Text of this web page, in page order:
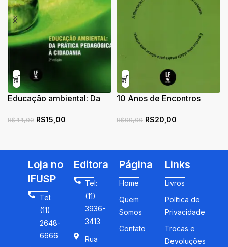
Educação ambiental: Da
cidadania
R$44,00 R$15,00
10 Anos de Encontros
Ciências da Natureza e
R$99,00 R$20,00
Loja no
IFUSP
Tel:
(11)
2648-
6666
Editora
Tel:
(11)
3936-
3413
Rua
Página
Home
Quem
Somos
Contato
Links
Livros
Política de
Privacidade
Trocas e
Devoluções